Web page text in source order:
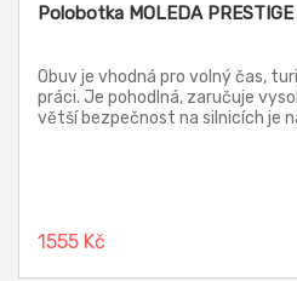
Polobotka MOLEDA
Obuv je vhodná pro volný čas,
práci. Je pohodlná, zaručuje
větší bezpečnost na silnicích je
1555 Kč